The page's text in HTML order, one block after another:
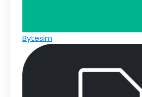
Bytesim